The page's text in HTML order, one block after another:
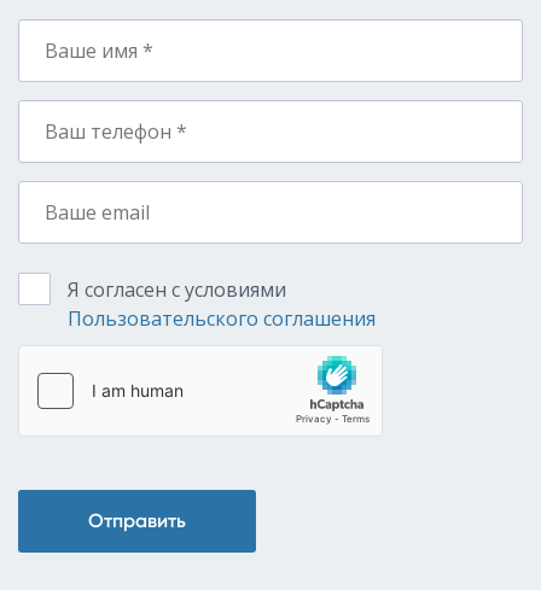
Я согласен с условиями
Пользовательского соглашения
Отправить